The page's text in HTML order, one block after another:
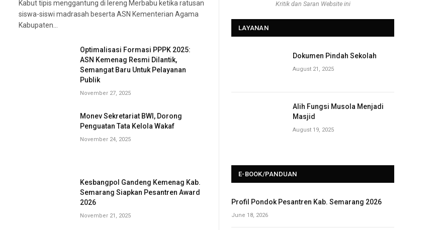
Kabut tipis menggantung di lereng Merbabu ketika ratusan
siswa-siswi madrasah beserta ASN Kementerian Agama
Kabupaten…
Optimalisasi Formasi PPPK 2025:
ASN Kemenag Resmi Dilantik,
Semangat Baru Untuk Pelayanan
Publik
November 27, 2025
Monev Sekretariat BWI, Dorong
Penguatan Tata Kelola Wakaf
November 24, 2025
Kesbangpol Gandeng Kemenag Kab.
Semarang Siapkan Pesantren Award
2026
November 21, 2025
Kritik dan Saran Website ini
LAYANAN
Dokumen Pindah Sekolah
August 21, 2025
Alih Fungsi Musola Menjadi
Masjid
August 19, 2025
E-BOOK/PANDUAN
Profil Pondok Pesantren Kab. Semarang 2026
June 18, 2026